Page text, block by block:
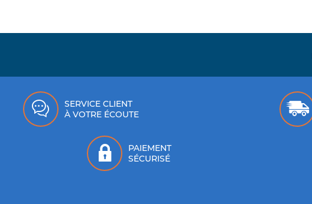
SERVICE CLIENT
À VOTRE ÉCOUTE
PAIEMENT
SÉCURISÉ